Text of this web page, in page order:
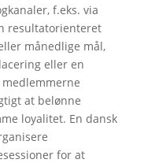
f.eks. via
resultatorienteret
månedlige mål,
eller en
at belønne
loyalitet. En dansk
for at